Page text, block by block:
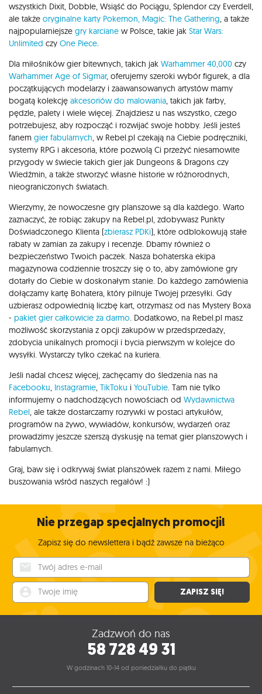
wszystkich Dixit, Dobble, Wsiąść do Pociągu, Splendor czy Everdell,
ale także oryginalne karty Pokemon, Magic: The Gathering, a także
najpopularniejsze gry karciane w Polsce, takie jak Star Wars:
Unlimited czy One Piece.
Dla miłośników gier bitewnych, takich jak Warhammer 40,000 czy
Warhammer Age of Sigmar, oferujemy szeroki wybór figurek, a dla
początkujących modelarzy i zaawansowanych artystów mamy
bogatą kolekcję akcesoriów do malowania, takich jak farby,
pędzle, palety i wiele więcej. Znajdziesz u nas wszystko, czego
potrzebujesz, aby rozpocząć i rozwijać swoje hobby. Jeśli jesteś
fanem gier fabularnych, w Rebel.pl czekają na Ciebie podręczniki,
systemy RPG i akcesoria, które pozwolą Ci przeżyć niesamowite
przygody w świecie takich gier jak Dungeons & Dragons czy
Wiedźmin, a także stworzyć własne historie w różnorodnych,
nieograniczonych światach.
Wierzymy, że nowoczesne gry planszowe są dla każdego. Warto
zaznaczyć, że robiąc zakupy na Rebel.pl, zdobywasz Punkty
Doświadczonego Klienta (zbierasz PDKi), które odblokowują stałe
rabaty w zamian za zakupy i recenzje. Dbamy również o
bezpieczeństwo Twoich paczek. Nasza bohaterska ekipa
magazynowa codziennie troszczy się o to, aby zamówione gry
dotarły do Ciebie w doskonałym stanie. Do każdego zamówienia
dołączamy kartę Bohatera, który pilnuje Twojej przesyłki. Gdy
uzbierasz odpowiednią liczbę kart, otrzymasz od nas Mystery Boxa
- pakiet gier całkowicie za darmo. Dodatkowo, na Rebel.pl masz
możliwość skorzystania z opcji zakupów w przedsprzedaży,
zdobycia unikalnych promocji i bycia pierwszym w kolejce do
wysyłki. Wystarczy tylko czekać na kuriera.
Jeśli nadal chcesz więcej, zachęcamy do śledzenia nas na
Facebooku, Instagramie, TikToku i YouTubie. Tam nie tylko
informujemy o nadchodzących nowościach od Wydawnictwa
Rebel, ale także dostarczamy rozrywki w postaci artykułów,
programów na żywo, wywiadów, konkursów, wydarzeń oraz
prowadzimy jeszcze szerszą dyskusję na temat gier planszowych i
fabularnych.
Graj, baw się i odkrywaj świat planszówek razem z nami. Miłego
buszowania wśród naszych regałów! :)
Nie przegap specjalnych promocji!
Zapisz się do newslettera i bądź zawsze na bieżąco
ZAPISZ SIĘ!
Zadzwoń do nas
58 728 49 31
W godzinach 10-14 od poniedziałku do piątku